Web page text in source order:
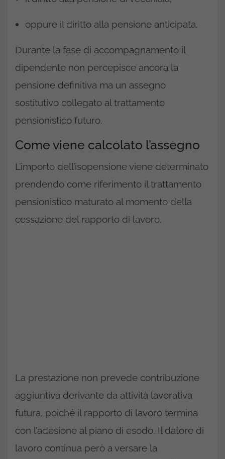
oppure il diritto alla pensione anticipata.
Durante la fase di accompagnamento il
dipendente non percepisce ancora la
pensione definitiva ma un assegno
sostitutivo collegato al trattamento
pensionistico futuro.
Come viene calcolato l’assegno
L’importo dell’isopensione viene determinato
prendendo come riferimento il trattamento
pensionistico maturato al momento della
cessazione del rapporto di lavoro.
La prestazione non prevede contribuzione
aggiuntiva derivante da attività lavorativa
futura, poiché il rapporto di lavoro termina
con l’adesione al piano di esodo. Il datore di
lavoro continua però a versare la